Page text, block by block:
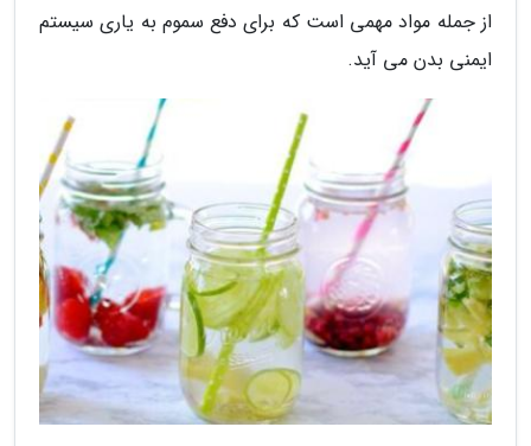
از جمله مواد مهمی است که برای دفع سموم به یاری سیستم
ایمنی بدن می آید.